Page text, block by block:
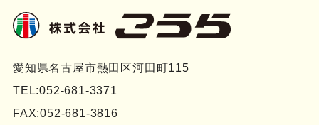
愛知県名古屋市熱田区河田町115
TEL:052-681-3371
FAX:052-681-3816